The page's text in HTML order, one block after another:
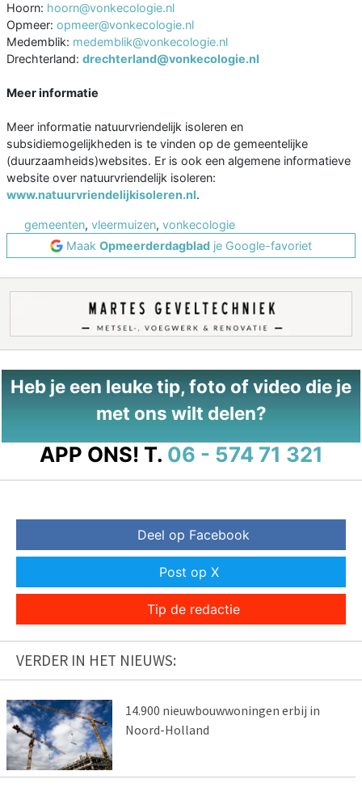
Hoorn: hoorn@vonkecologie.nl
Opmeer: opmeer@vonkecologie.nl
Medemblik: medemblik@vonkecologie.nl
Drechterland: drechterland@vonkecologie.nl
Meer informatie
Meer informatie natuurvriendelijk isoleren en
subsidiemogelijkheden is te vinden op de gemeentelijke
(duurzaamheids)websites. Er is ook een algemene informatieve
website over natuurvriendelijk isoleren:
www.natuurvriendelijkisoleren.nl.
gemeenten, vleermuizen, vonkecologie
Maak Opmeerderdagblad je Google-favoriet
Heb je een leuke tip, foto of video die je
met ons wilt delen?
APP ONS! T. 06 - 574 71 321
Deel op Facebook
Post op X
Tip de redactie
VERDER IN HET NIEUWS:
14.900 nieuwbouwwoningen erbij in
Noord-Holland